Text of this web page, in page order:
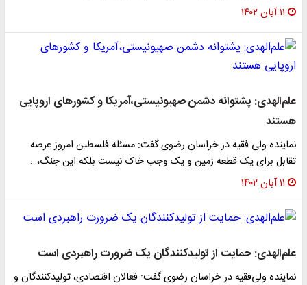
۱۱ آبان ۱۴۰۲
علم‌الهدی: پشتوانه دشمن صهیونیستی،آمریکا و کشورهای اروپایی
هستند
نماینده ولی فقیه در خراسان رضوی گفت: مسئله فلسطین امروز عرصه
تقابل برای یک قطعه زمین و یک وجب خاک نیست بلکه این جنگ،…
۱۱ آبان ۱۴۰۲
علم‌الهدی: حمایت از تولیدکنندگان یک ضرورت راهبردی است
نماینده ولی‌فقیه در خراسان رضوی گفت: فعالان اقتصادی، تولیدکنندگان و